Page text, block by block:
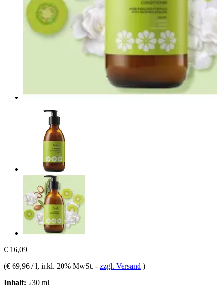
€ 16,09
(€ 69,96 / l, inkl. 20% MwSt. - zzgl. Versand )
Inhalt: 230 ml